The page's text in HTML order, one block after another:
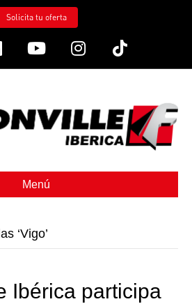
Solicita tu oferta
YoutubeInstagram
Tiktok
Menú
‘Vigo’
Ibérica participa